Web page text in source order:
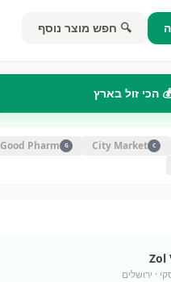
🔍 חפש מוצר נוסף
הכי זול בארץ
C
City Market
G
Good Pharm
Zol
· ירושלים